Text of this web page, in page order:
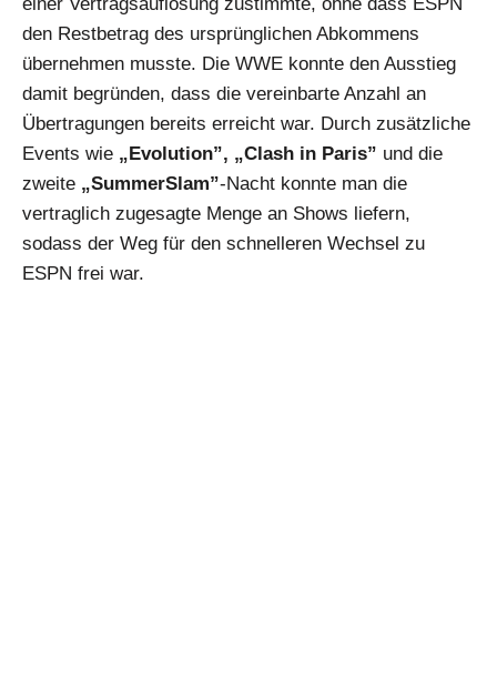
den Restbetrag des ursprünglichen Abkommens
übernehmen musste. Die WWE konnte den Ausstieg
damit begründen, dass die vereinbarte Anzahl an
Übertragungen bereits erreicht war. Durch zusätzliche
Events wie „Evolution”, „Clash in Paris” und die
zweite „SummerSlam”-Nacht konnte man die
vertraglich zugesagte Menge an Shows liefern,
sodass der Weg für den schnelleren Wechsel zu
ESPN frei war.